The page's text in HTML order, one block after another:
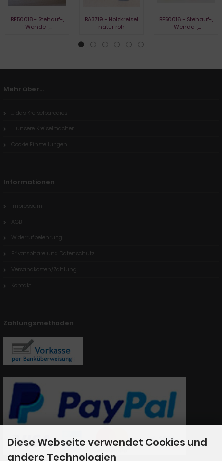
BE50018 - Stehauf-,
Wende-,
BA3719 - Holzkreisel
natur roh
BE50016 - Stehauf-,
Wende-,
Mehr über...
... das Kreiselparadies
... unsere Kreiselmacher
Cookie Einstellungen
Informationen
Impressum
AGB
Widerrufbelehrung
Privatsphäre und Datenschutz
Versandkosten/Zahlung
Kontakt
Zahlungsmethoden
Diese Webseite verwendet Cookies und
andere Technologien